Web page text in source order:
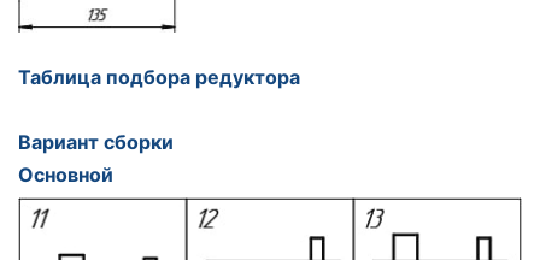
Таблица подбора редуктора
Вариант сборки
Основной